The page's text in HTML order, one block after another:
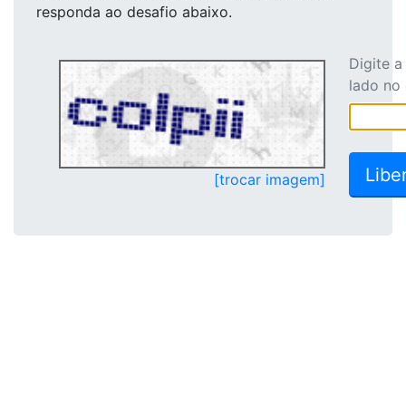
responda ao desafio abaixo.
[trocar imagem]
Digite
lado no